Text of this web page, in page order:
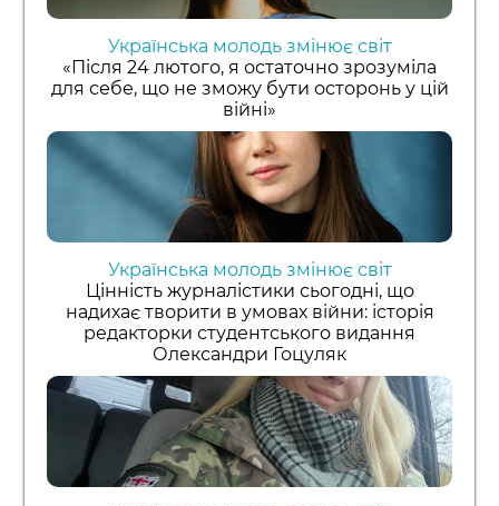
Українська молодь змінює світ
«Після 24 лютого, я остаточно зрозуміла
для себе, що не зможу бути осторонь у цій
війні»
Українська молодь змінює світ
Цінність журналістики сьогодні, що
надихає творити в умовах війни: історія
редакторки студентського видання
Олександри Гоцуляк